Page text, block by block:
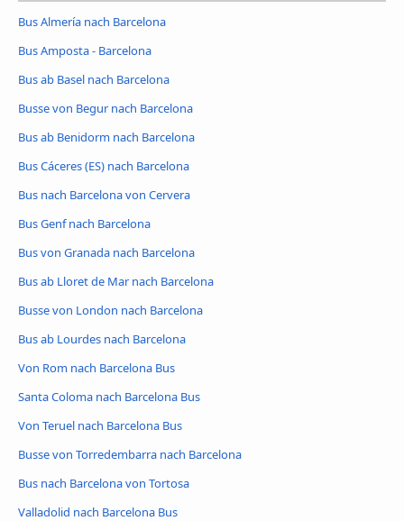
Bus Almería nach Barcelona
Bus Amposta - Barcelona
Bus ab Basel nach Barcelona
Busse von Begur nach Barcelona
Bus ab Benidorm nach Barcelona
Bus Cáceres‎‎ (ES) nach Barcelona
Bus nach Barcelona von Cervera
Bus Genf nach Barcelona
Bus von Granada nach Barcelona
Bus ab Lloret de Mar nach Barcelona
Busse von London nach Barcelona
Bus ab Lourdes nach Barcelona
Von Rom nach Barcelona Bus
Santa Coloma nach Barcelona Bus
Von Teruel nach Barcelona Bus
Busse von Torredembarra nach Barcelona
Bus nach Barcelona von Tortosa
Valladolid nach Barcelona Bus